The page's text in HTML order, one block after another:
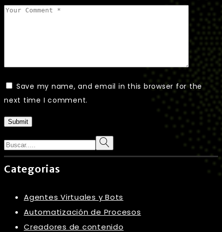
Save my name, and email in this browser for the
next time I comment.
Submit
Search
Categorias
Agentes Virtuales y Bots
Automatización de Procesos
Creadores de contenido